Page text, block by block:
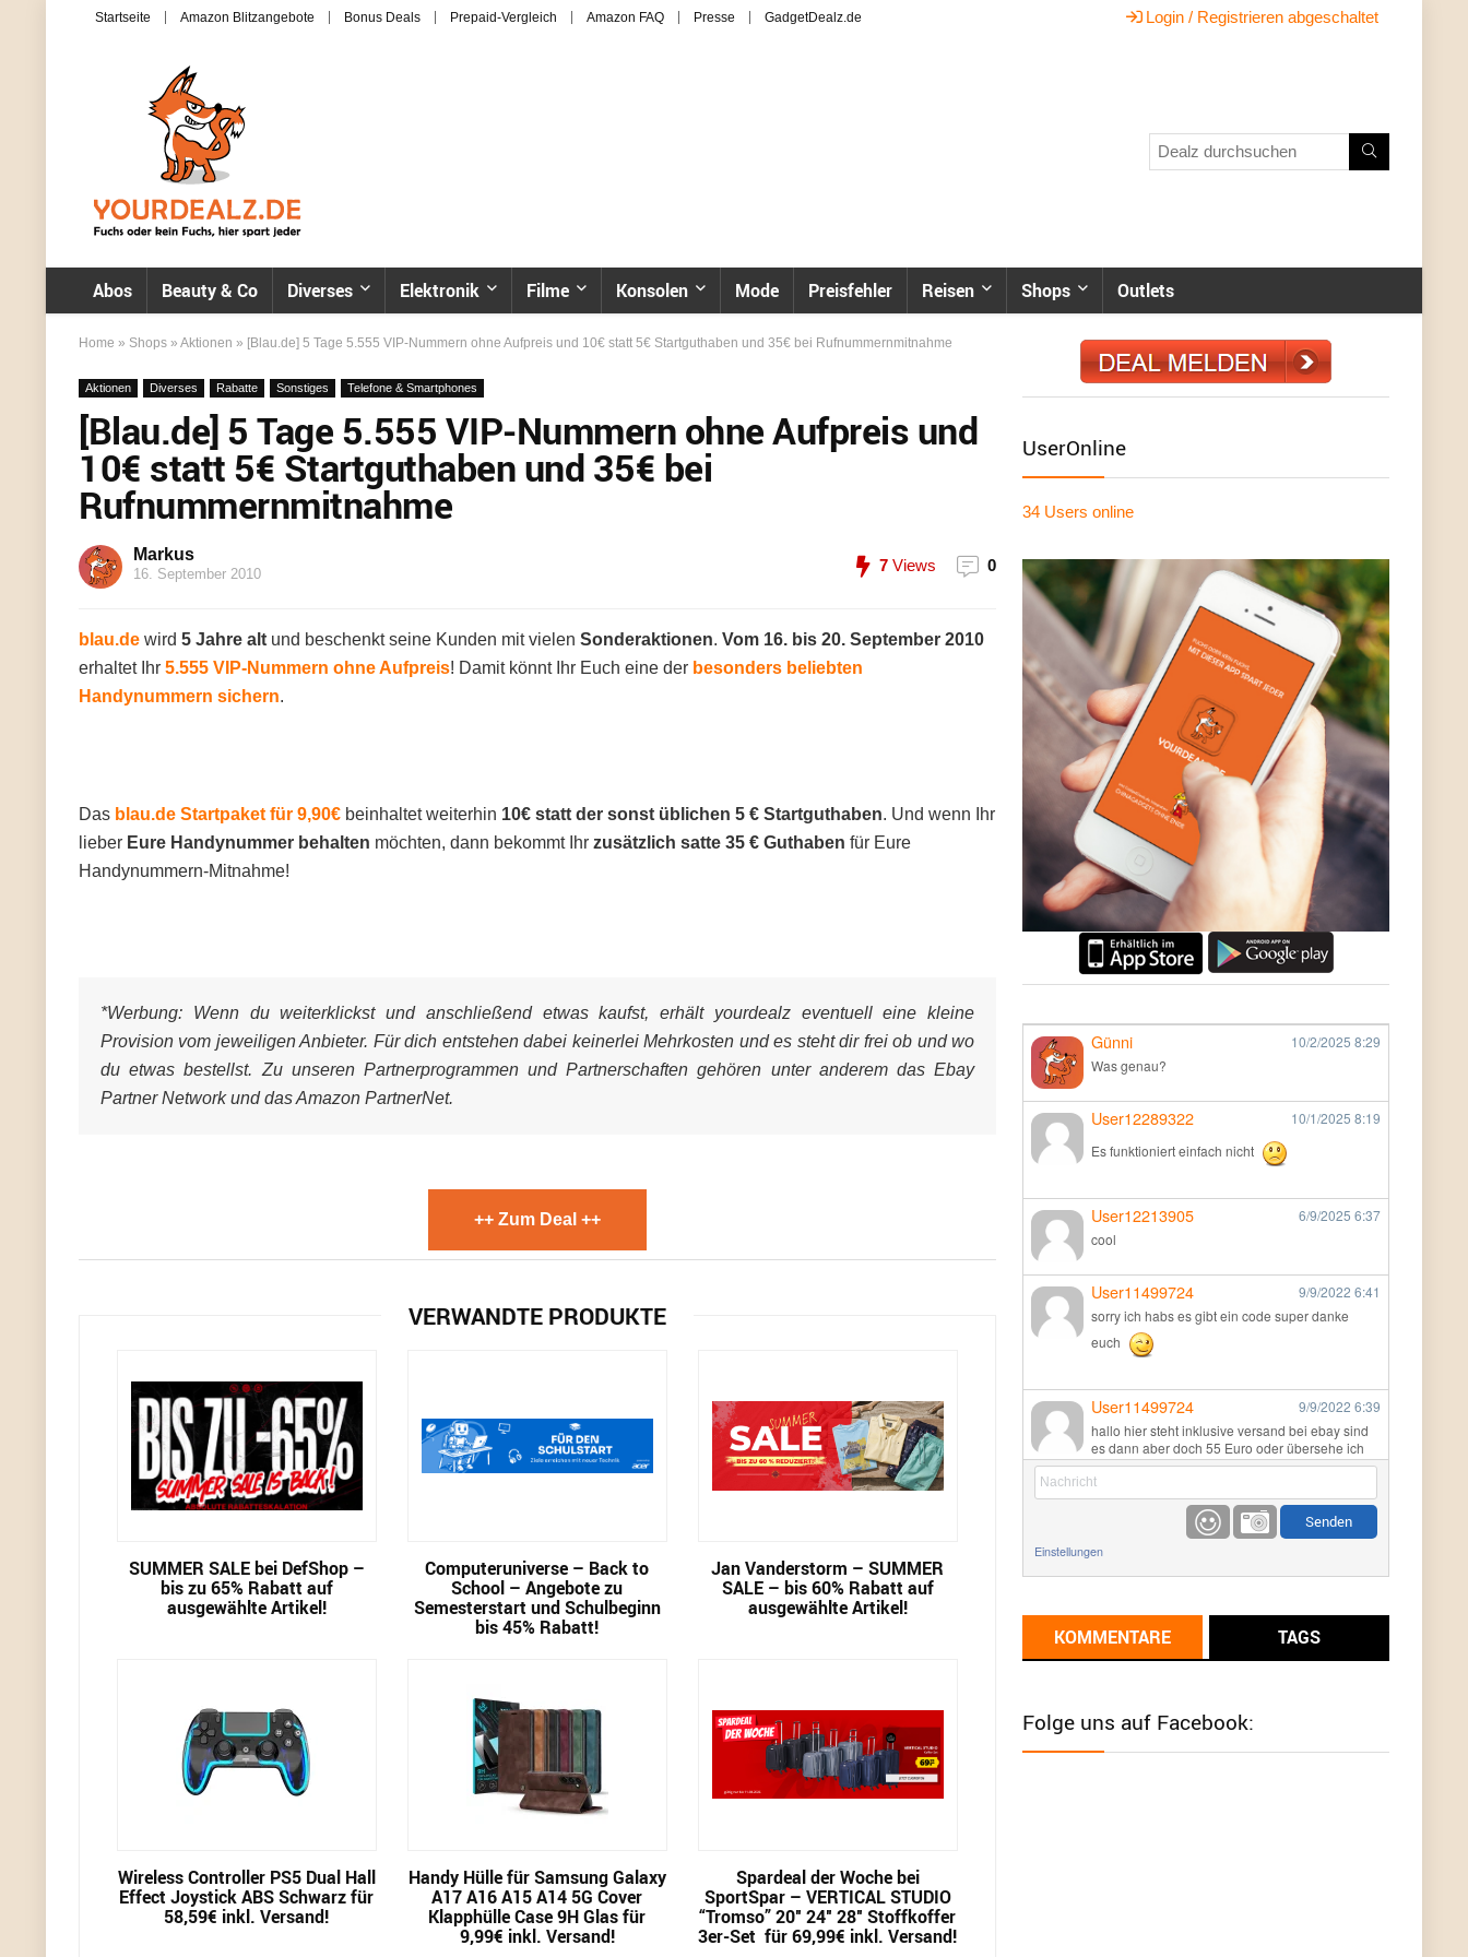
Startseite Amazon Blitzangebote Bonus Deals Prepaid-Vergleich Amazon FAQ Presse GadgetDealz.de Login / Registrieren abgeschaltet
Abos Beauty & Co Diverses Elektronik Filme Konsolen Mode Preisfehler Reisen Shops Outlets
Home » Shops » Aktionen » [Blau.de] 5 Tage 5.555 VIP-Nummern ohne Aufpreis und 10€ statt 5€ Startguthaben und 35€ bei Rufnummernmitnahme
Aktionen Diverses Rabatte Sonstiges Telefone & Smartphones
[Blau.de] 5 Tage 5.555 VIP-Nummern ohne Aufpreis und
10€ statt 5€ Startguthaben und 35€ bei
Rufnummernmitnahme
Markus
16. September 2010 7 Views 0
blau.de wird 5 Jahre alt und beschenkt seine Kunden mit vielen Sonderaktionen. Vom 16. bis 20. September 2010
erhaltet Ihr 5.555 VIP-Nummern ohne Aufpreis! Damit könnt Ihr Euch eine der besonders beliebten
Handynummern sichern.
Das blau.de Startpaket für 9,90€ beinhaltet weiterhin 10€ statt der sonst üblichen 5 € Startguthaben. Und wenn Ihr
lieber Eure Handynummer behalten möchten, dann bekommt Ihr zusätzlich satte 35 € Guthaben für Eure
Handynummern-Mitnahme!
*Werbung: Wenn du weiterklickst und anschließend etwas kaufst, erhält yourdealz eventuell eine kleine
Provision vom jeweiligen Anbieter. Für dich entstehen dabei keinerlei Mehrkosten und es steht dir frei ob und wo
du etwas bestellst. Zu unseren Partnerprogrammen und Partnerschaften gehören unter anderem das Ebay
Partner Network und das Amazon PartnerNet.
++ Zum Deal ++
VERWANDTE PRODUKTE
SUMMER SALE bei DefShop –
bis zu 65% Rabatt auf
ausgewählte Artikel!
Computeruniverse – Back to
School – Angebote zu
Semesterstart und Schulbeginn
bis 45% Rabatt!
Jan Vanderstorm – SUMMER
SALE – bis 60% Rabatt auf
ausgewählte Artikel!
Wireless Controller PS5 Dual Hall
Effect Joystick ABS Schwarz für
58,59€ inkl. Versand!
Handy Hülle für Samsung Galaxy
A17 A16 A15 A14 5G Cover
Klapphülle Case 9H Glas für
9,99€ inkl. Versand!
Spardeal der Woche bei
SportSpar – VERTICAL STUDIO
“Tromso” 20″ 24″ 28″ Stoffkoffer
3er-Set für 69,99€ inkl. Versand!
UserOnline
34 Users online
Günni 10/2/2025 8:29
Was genau?
User12289322 10/1/2025 8:19
Es funktioniert einfach nicht
User12213905 6/9/2025 6:37
cool
User11499724 9/9/2022 6:41
sorry ich habs es gibt ein code super danke
euch
User11499724 9/9/2022 6:39
hallo hier steht inklusive versand bei ebay sind
es dann aber doch 55 Euro oder übersehe ich
etwas
9/1/20226:17
Ich glaube du hast den Sinn eines
Schnäppchenblogs noch immer nicht
Günni 9/1/2022
meisten Deals sind Tagespreise!
Einstellungen
KOMMENTARE TAGS
Folge uns auf Facebook: